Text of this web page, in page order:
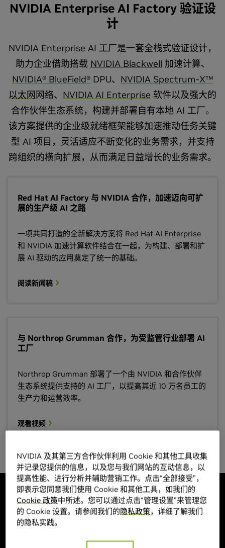
NVIDIA Enterprise AI Factory 验证设
计
NVIDIA Enterprise AI 工厂是一套全栈式验证设计，
助力企业借助搭载 NVIDIA Blackwell 加速计算、
NVIDIA® BlueField® DPU、 NVIDIA Spectrum-X™
以太网 网络、 NVIDIA AI Enterprise 软件以及强大的
合作伙伴生态系统，构建并部署自有本地 AI 工厂。
该方案提供的企业级就绪框架能够加速推动任务关键
型 AI 项目，灵活适应不断变化的业务需求，并支持
跨组织的横向扩展，从而满足日益增长的业务需求。
Red Hat AI Factory 与 NVIDIA 合作，加速迈向可扩
展的生产级 AI 之路
一项共同打造的全新解决方案将 Red Hat AI Enterprise
和 NVIDIA 加速计算软件结合在一起，为构建、部署和扩
展 AI 驱动的应用奠定了统一的基础。
阅读新闻稿
与 Northrop Grumman 合作，为受监管行业部署 AI
工厂
Northrop Grumman 部署了一个由 NVIDIA 和合作伙伴
生态系统提供支持的 AI 工厂，以提高其近 10 万名员工的
生产力和运营效率。
观看视频
NVIDIA IT 部门的 AI 工厂推动企业级规
模化创新
NVIDIA 构建了一个统一的 AI 工厂，将生成式 AI 和智能体工作
流扩展至整个企业，确保安全性、性能和一致性。该平台支持
NVIDIA 及其第三方合作伙伴利用 Cookie 和其他工具收集
并记录您提供的信息，以及您与我们网站的互动信息，以
提高性能、进行分析并辅助营销工作。点击“全部接受”，
即表示您同意我们使用 Cookie 和其他工具，如我们的
Cookie 政策中所述。您可以通过点击“管理设置”来管理您
的 Cookie 设置。请参阅我们的隐私政策，详细了解我们
的隐私实践。